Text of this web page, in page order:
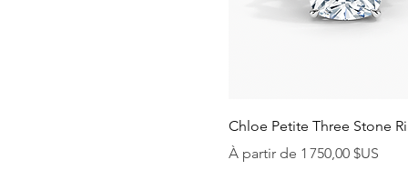
Aperçu rapide
Chloe Petite Three Stone
À partir de 1 750,00 $US
Prix promotionnel